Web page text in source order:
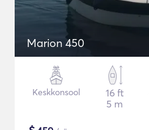
Marion 450
Keskkonsool
16 ft
5 m